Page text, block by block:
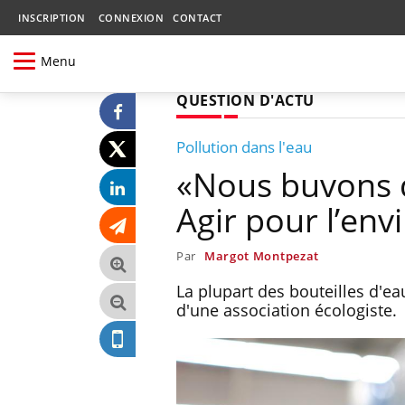
INSCRIPTION CONNEXION CONTACT
Menu
QUESTION D'ACTU
Pollution dans l'eau
«Nous buvons
Agir pour
Par Margot Montpezat
La plupart des bouteilles
d'une association écologiste.